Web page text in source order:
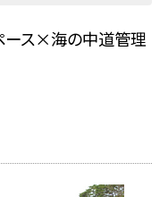
ス×海の中道管理